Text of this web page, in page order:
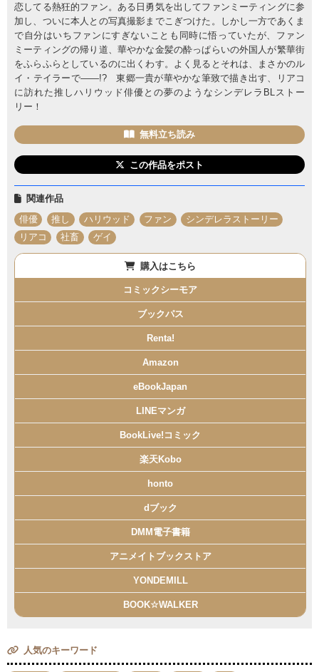
恋してる熱狂的ファン。ある日勇気を出してファンミーティングに参
加し、ついに本人との写真撮影までこぎつけた。しかし一方であくま
で自分はいちファンにすぎないことも同時に悟っていたが、ファン
ミーティングの帰り道、華やかな金髪の酔っぱらいの外国人が繁華街
をふらふらとしているのに出くわす。よく見るとそれは、まさかのル
イ・テイラーで――!? 東郷一貴が華やかな筆致で描き出す、リアコ
に訪れた推しハリウッド俳優との夢のようなシンデレラBLストー
リー！
無料立ち読み
この作品をポスト
関連作品
俳優
推し ハリウッド ファン
シンデレラストーリー
リアコ
社畜 ゲイ
購入はこちら
コミックシーモア
ブックパス
Renta!
Amazon
eBookJapan
LINEマンガ
BookLive!コミック
楽天Kobo
honto
dブック
DMM電子書籍
アニメイトブックストア
YONDEMILL
BOOK☆WALKER
人気のキーワード